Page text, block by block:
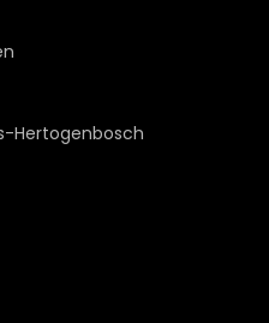
Hertogenbosch